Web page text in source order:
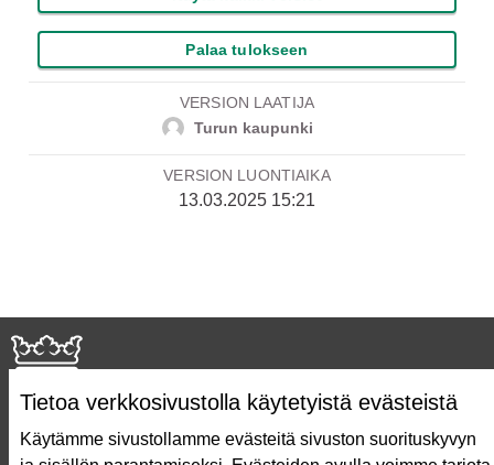
Tietoa verkkosivustolla käytetyistä evästeistä
Käytämme sivustollamme evästeitä sivuston suorituskyvyn
Palaa tulokseen
VERSION LAATIJA
Turun kaupunki
VERSION LUONTIAIKA
13.03.2025 15:21